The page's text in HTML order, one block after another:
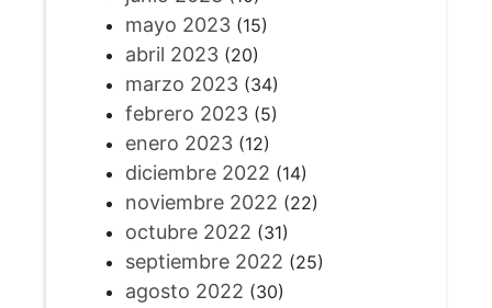
mayo 2023(15)
abril 2023(20)
marzo 2023(34)
febrero 2023(5)
enero 2023(12)
diciembre 2022 (14)
noviembre 2022 (22)
octubre 2022 (31)
septiembre 2022 (25)
agosto 2022 (30)